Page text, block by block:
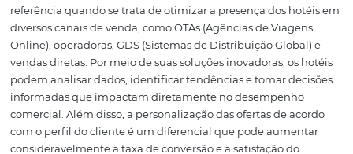
de venda com base no perfil de hóspedes e em metas
comerciais específicas. Neste artigo, vamos explorar
tecnologia da Omnibees oferece ferramentas
ajudar hotéis a escolherem os canais certos de forma
A Omnibees, uma plataforma de distribuição hoteleira,
referência quando se trata de otimizar a presença dos